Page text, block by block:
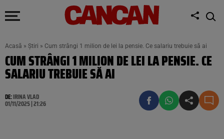
Acasă » Știri » Cum strângi 1 milion de lei la pensie. Ce salariu trebuie să ai
CUM STRÂNGI 1 MILION DE LEI LA PENSIE. CE
SALARIU TREBUIE SĂ AI
DE:IRINA VLAD
01/11/2025 | 21:26